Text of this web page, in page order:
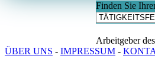
Finden Sie
Arbeitgeber
ÜBER UNS - IMPRESSUM -